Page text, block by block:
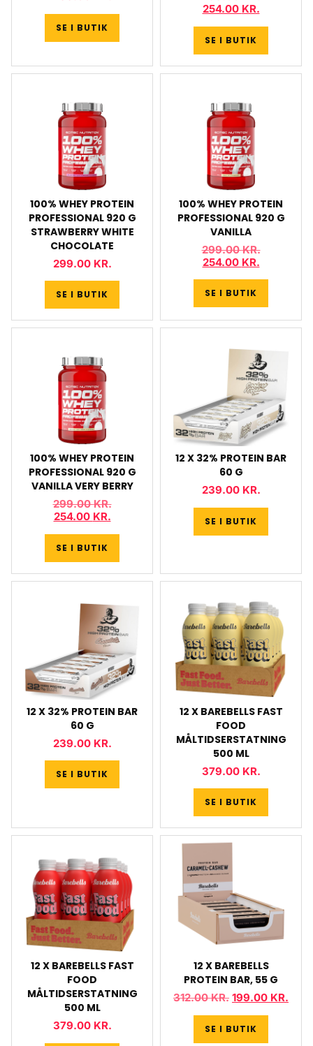
SE I BUTIK
254.00 KR.
SE I BUTIK
100% WHEY PROTEIN
PROFESSIONAL 920 G
STRAWBERRY WHITE
CHOCOLATE
299.00 KR.
SE I BUTIK
100% WHEY PROTEIN
PROFESSIONAL 920 G
VANILLA
299.00KR.
254.00 KR.
SE I BUTIK
100% WHEY PROTEIN
PROFESSIONAL 920 G
VANILLA VERY BERRY
299.00KR.
254.00 KR.
SE I BUTIK
12 X 32% PROTEIN BAR
60 G
239.00 KR.
SE I BUTIK
12 X 32% PROTEIN BAR
60 G
239.00 KR.
SE I BUTIK
12 X BAREBELLS FAST
FOOD
MÅLTIDSERSTATNING
500 ML
379.00 KR.
SE I BUTIK
12 X BAREBELLS FAST
FOOD
MÅLTIDSERSTATNING
500 ML
379.00 KR.
12 X BAREBELLS
PROTEIN BAR, 55 G
312.00KR. 199.00 KR.
SE I BUTIK